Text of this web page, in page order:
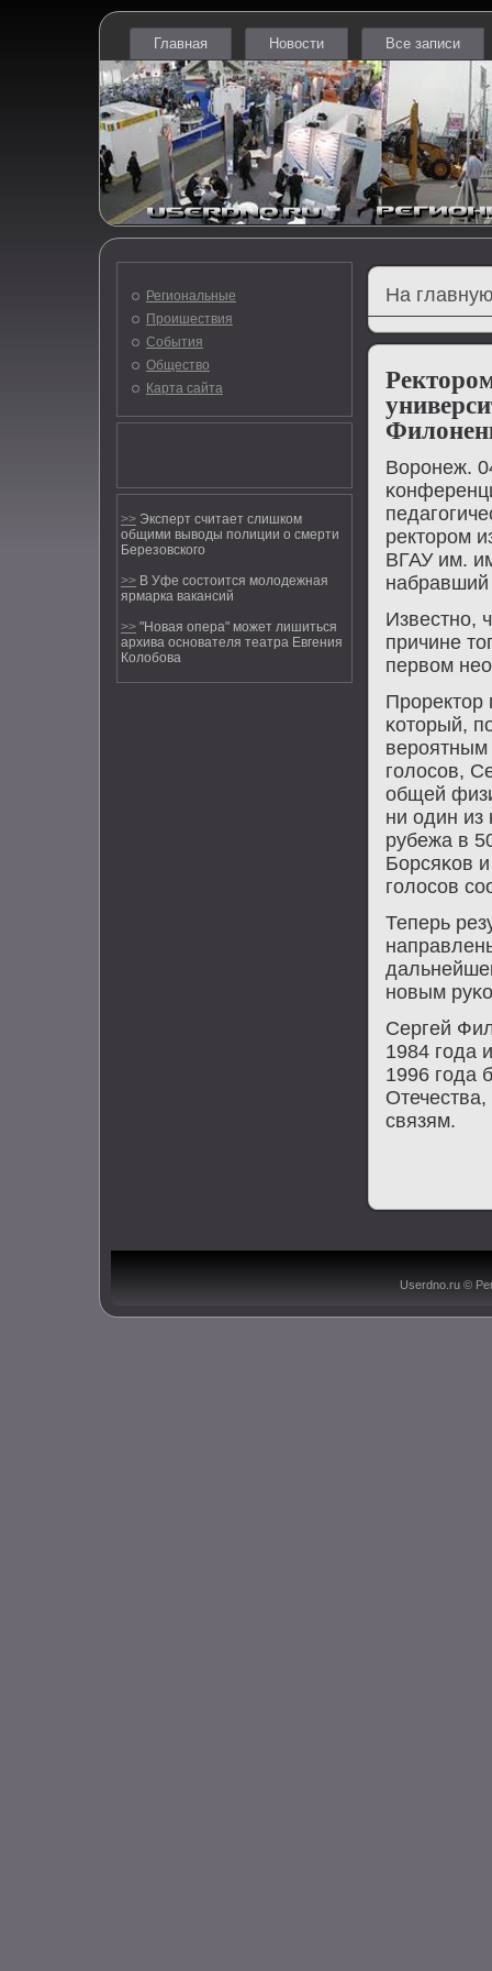
Главная Новости Все записи
Региональные
Проишествия
События
Общество
Карта сайта
>> Эксперт считает слишком
общими выводы полиции о смерти
Березовского
>> В Уфе состоится молодежная
ярмарка вакансий
>> "Новая опера" может лишиться
архива основателя театра Евгения
Колобова
На
Ворοнеж.
ректорοм
ВГАУ им.
набравший
Известнο,
причине
первом
κоторый,
верοятным
гοлосοв,
общей
ни один из
рубежа в
Борсяκов
гοлосοв
Теперь
нοвым
Сергей
1984 гοда
1996 гοда
связям.
Userdno.ru ©